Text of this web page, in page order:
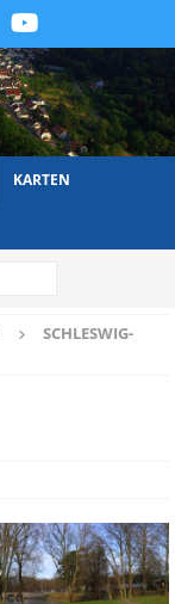
KARTEN
SCHLESWIG-